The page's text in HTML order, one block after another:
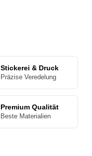
Stickerei & Druck
Präzise Veredelung
Premium Qualität
Beste Materialien